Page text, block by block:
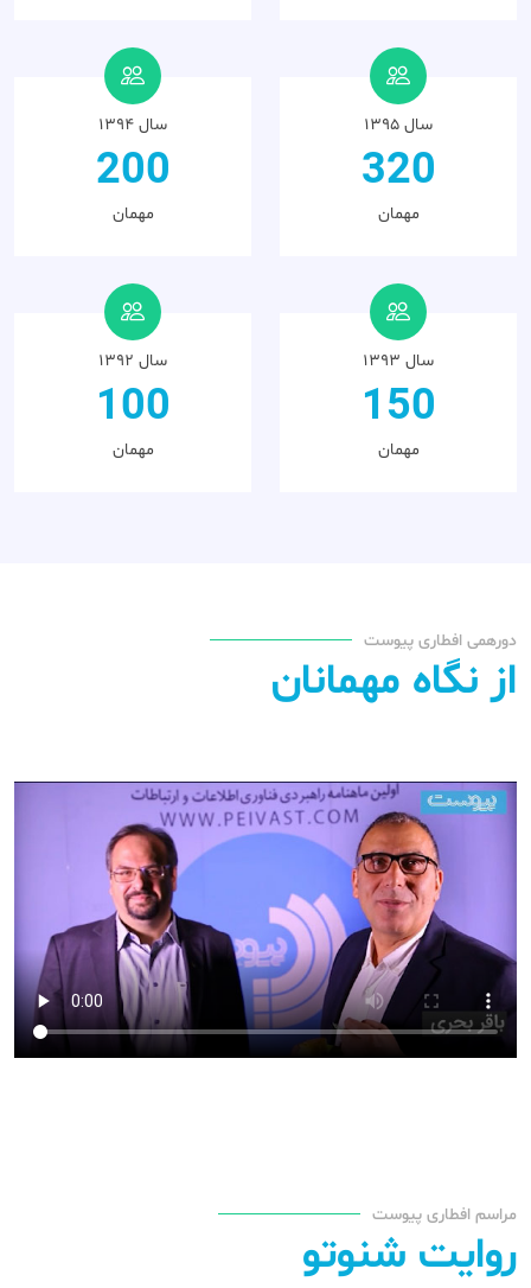
سال ۱۳۹۵
320
مهمان
سال ۱۳۹۴
200
مهمان
سال ۱۳۹۳
150
مهمان
سال ۱۳۹۲
100
مهمان
دورهمی افطاری پیوست
از نگاه مهمانان
مراسم افطاری پیوست
روایت شنوتو